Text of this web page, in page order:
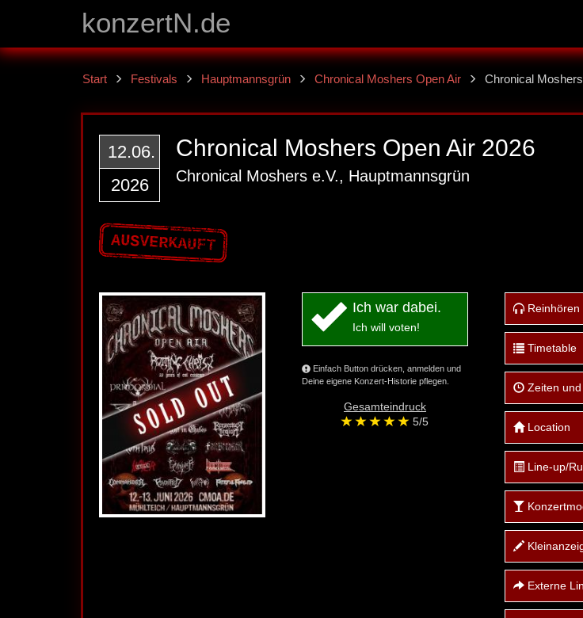
konzertN.de
Start Festivals Hauptmannsgrün Chronical Moshers Open Air Chronical
12.06.
2026
Chronical Moshers Open Air 2026
Chronical Moshers e.V., Hauptmannsgrün
AUSVERKAUFT
Ich war dabei.
Ich will voten!
Einfach Button drücken, anmelden und
Deine eigene Konzert-Historie pflegen.
Gesamteindruck
5/5
Reinhören
Timetable
Zeiten und
Location
Line-up/
Externe